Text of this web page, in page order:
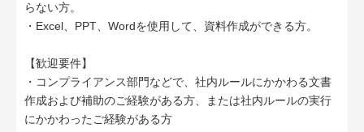
らない方。
・Excel、PPT、Wordを使用して、資料作成ができる方。
【歓迎要件】
・コンプライアンス部門などで、社内ルールにかかわる文書
作成および補助のご経験がある方、または社内ルールの実行
にかかわったご経験がある方